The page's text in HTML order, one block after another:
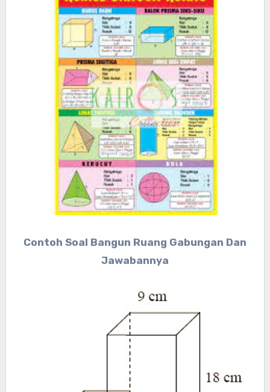
Contoh Soal Bangun Ruang Gabungan Dan
Jawabannya